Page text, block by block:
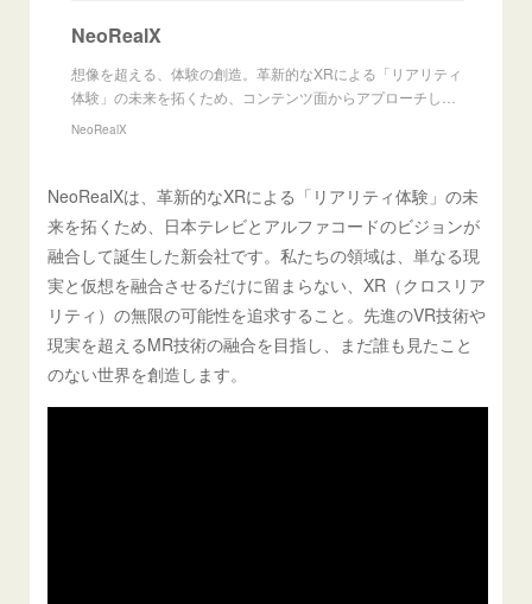
NeoRealX
想像を超える、体験の創造。革新的なXRによる「リアリティ
体験」の未来を拓くため、コンテンツ面からアプローチし…
NeoRealX
NeoRealXは、革新的なXRによる「リアリティ体験」の未
来を拓くため、日本テレビとアルファコードのビジョンが
融合して誕生した新会社です。私たちの領域は、単なる現
実と仮想を融合させるだけに留まらない、XR（クロスリア
リティ）の無限の可能性を追求すること。先進のVR技術や
現実を超えるMR技術の融合を目指し、まだ誰も見たこと
のない世界を創造します。